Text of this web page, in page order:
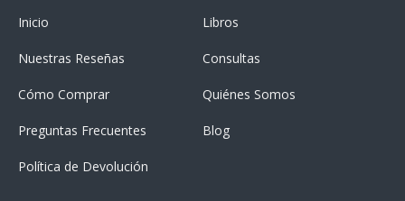
Inicio
Libros
Nuestras Reseñas Consultas
Cómo Comprar Quiénes Somos
Preguntas Frecuentes Blog
Política de Devolución